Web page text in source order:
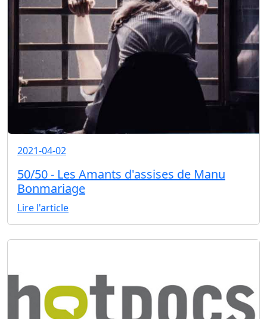
2021-04-02
50/50 - Les Amants d'assises de Manu
Bonmariage
Lire l'article